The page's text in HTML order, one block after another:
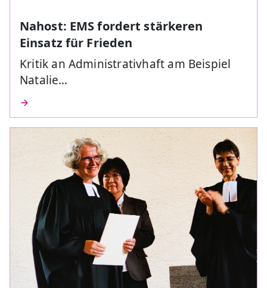
Nahost: EMS fordert stärkeren
Einsatz für Frieden
Kritik an Administrativhaft am Beispiel
Natalie…